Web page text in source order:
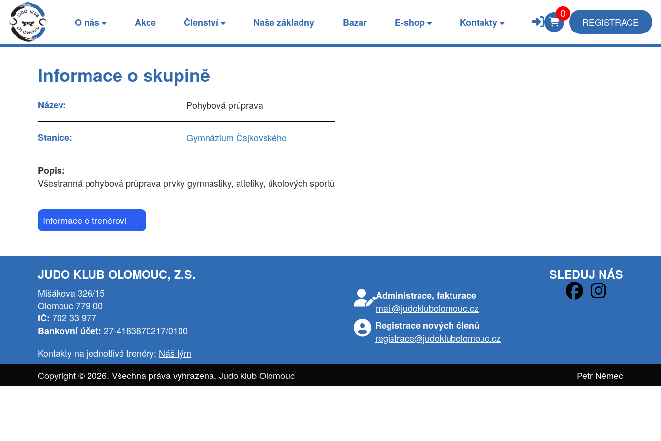
O nás Akce Členství Naše základny Bazar E-shop Kontakty REGISTRACE
Skupina Pohybová průprava - stanice
Zde naleznete základní informace o stanici .
Informace o skupině
Název: Pohybová průprava
Stanice: Gymnázium Čajkovského
Popis:
Všestranná pohybová průprava prvky gymnastiky, atletiky, úkolových sportů
Informace o trenérovi
JUDO KLUB OLOMOUC, Z.S.
Mišákova 326/15
Olomouc 779 00
IČ: 702 33 977
Bankovní účet: 27-4183870217/0100
Kontakty na jednotlivé trenéry: Náš tým
Administrace, fakturace
mail@judoklubolomouc.cz
Registrace nových členů
registrace@judoklubolomouc.cz
SLEDUJ NÁS
Copyright © 2026. Všechna práva vyhrazena. Judo klub Olomouc Petr Němec